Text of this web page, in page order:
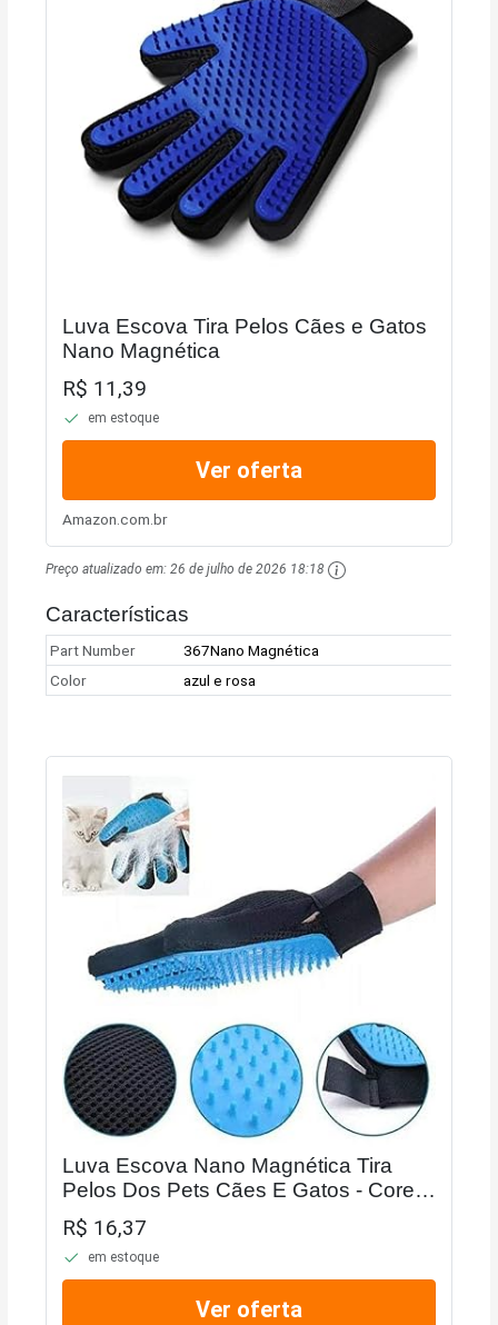
Luva Escova Tira Pelos Cães e Gatos
Nano Magnética
R$ 11,39
em estoque
Ver oferta
Amazon.com.br
Preço atualizado em:26 de julho de 2026 18:18
Características
Part Number
367Nano Magnética
Color
azul e rosa
Luva Escova Nano Magnética Tira
Pelos Dos Pets Cães E Gatos - Cores
sortidas
R$ 16,37
em estoque
Ver oferta